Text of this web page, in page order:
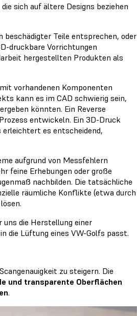
sich auf ältere Designs beziehen
beschädigter Teile entsprechen, oder
druckbare Vorrichtungen
hergestellten Produkten als
vorhandenen Komponenten
kann es im CAD schwierig sein,
könnten. Ein Reverse
entwickeln. Ein 3D-Druck
erleichtert es entscheidend,
aufgrund von Messfehlern
feine Erhebungen oder große
nachbilden. Die tatsächliche
räumliche Konflikte (etwa durch
uns die Herstellung einer
die Lüftung eines VW-Golfs passt.
zu steigern. Die
und transparente Oberflächen
.